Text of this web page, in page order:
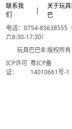
联系我
们
|
关于玩
巴
电话：0754-85638555
六8:30-17:30）
玩具巴巴® 版权所
ICP许可
证：
粤ICP备
14010661号-1